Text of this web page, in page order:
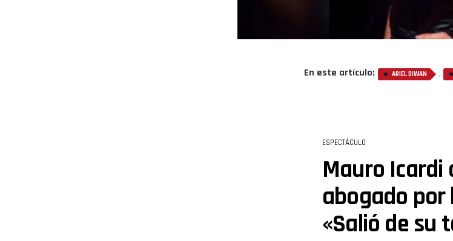
En este artículo: ARIEL DIWAN ,
ESPECTÁCULO
Mauro
abogado por
«Salió de su